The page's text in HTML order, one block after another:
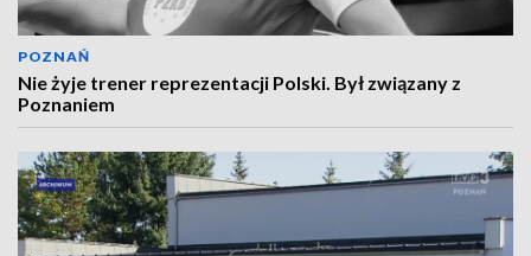
POZNAŃ
Nie żyje trener reprezentacji Polski. Był związany z
Poznaniem